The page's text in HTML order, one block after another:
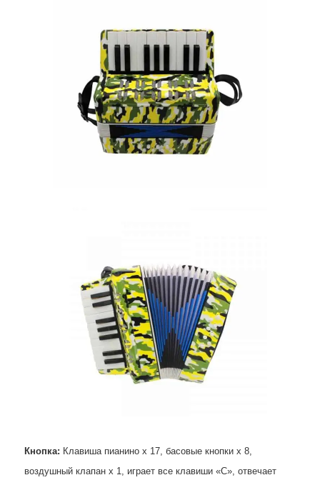
Кнопка: Клавиша пианино x 17, басовые кнопки x 8,
воздушный клапан x 1, играет все клавиши «C», отвечает